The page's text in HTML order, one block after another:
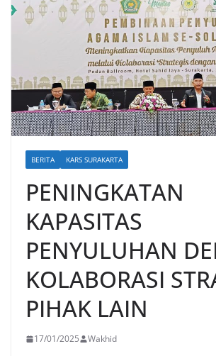
BERITA KARS SURAKARTA
PENINGKATAN
KAPASITAS
PENYULUHAN
KOLABORASI
PIHAK LAIN
17/01/2025 Wakhid